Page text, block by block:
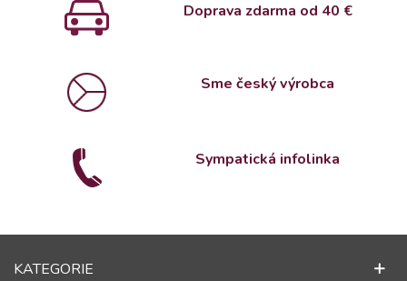
Doprava zdarma od 40 €
Sme český výrobca
Sympatická infolinka
KATEGORIE